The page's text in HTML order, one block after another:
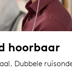
hoorbaar
Dubbele